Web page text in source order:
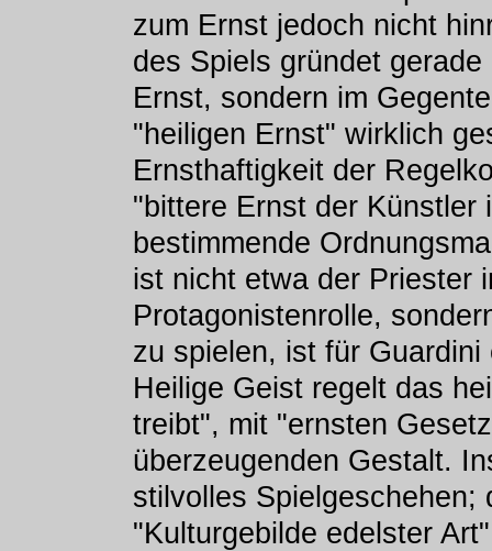
zum Ernst jedoch nicht
des Spiels gründet
Ernst, sondern im
"heiligen Ernst" wirklich
Ernsthaftigkeit der
"bittere Ernst der Künstler
bestimmende
ist nicht etwa der Priester
Protagonistenrolle,
zu spielen, ist für
Heilige Geist regelt das
treibt", mit "ernsten
überzeugenden Gestalt.
stilvolles Spielgeschehen;
"Kulturgebilde edelster